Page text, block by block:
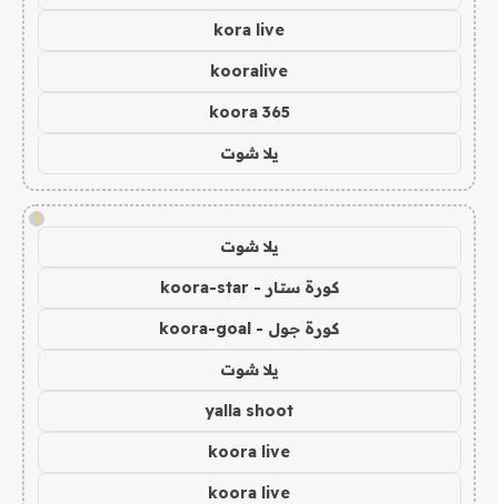
kora live
kooralive
koora 365
يلا شوت
!
يلا شوت
كورة ستار - koora-star
كورة جول - koora-goal
يلا شوت
yalla shoot
koora live
koora live